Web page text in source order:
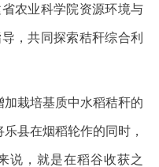
农业科学院资源环境与
，共同探索秸秆综合利
栽培基质中水稻秸秆的
县在烟稻轮作的同时，
说，就是在稻谷收获之